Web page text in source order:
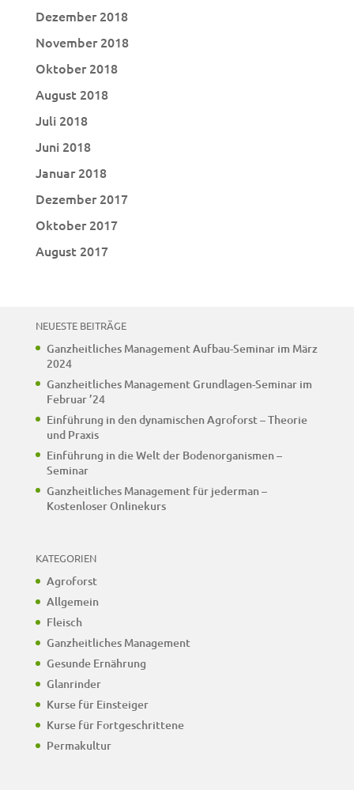
Dezember 2018
November 2018
Oktober 2018
August 2018
Juli 2018
Juni 2018
Januar 2018
Dezember 2017
Oktober 2017
August 2017
NEUESTE BEITRÄGE
Ganzheitliches Management Aufbau-Seminar im März
2024
Ganzheitliches Management Grundlagen-Seminar im
Februar ’24
Einführung in den dynamischen Agroforst – Theorie
und Praxis
Einführung in die Welt der Bodenorganismen –
Seminar
Ganzheitliches Management für jederman –
Kostenloser Onlinekurs
KATEGORIEN
Agroforst
Allgemein
Fleisch
Ganzheitliches Management
Gesunde Ernährung
Glanrinder
Kurse für Einsteiger
Kurse für Fortgeschrittene
Permakultur